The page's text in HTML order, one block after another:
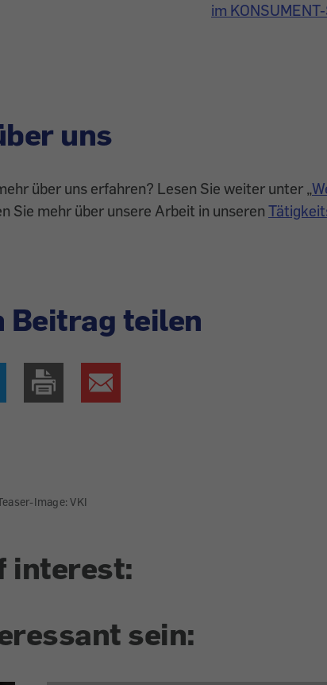
im
uns
über uns erfahren? Lesen Sie weiter unter „
Sie mehr über unsere Arbeit in unseren
Beitrag teilen
Image: VKI
interest:
sein: